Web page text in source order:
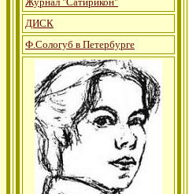
ДИСК
Ф.Сологуб в Петербурге